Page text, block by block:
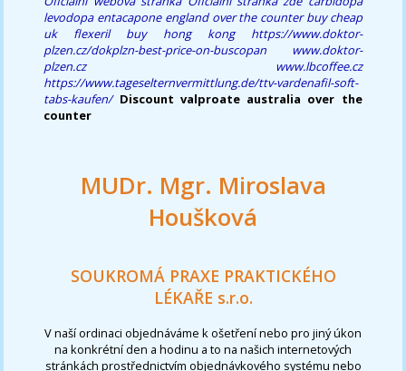
levodopa entacapone england over the counter buy cheap
uk flexeril buy hong kong
https://www.doktor-
plzen.cz/dokplzn-best-price-on-buscopan
www.doktor-
plzen.cz
www.lbcoffee.cz
https://www.tageselternvermittlung.de/ttv-vardenafil-soft-
tabs-kaufen/ Discount valproate australia over the
counter
MUDr. Mgr. Miroslava
Houšková
SOUKROMÁ PRAXE PRAKTICKÉHO
LÉKAŘE s.r.o.
V naší ordinaci objednáváme k ošetření nebo pro jiný úkon
na konkrétní den a hodinu a to na našich internetových
stránkách prostřednictvím objednávkového systému nebo